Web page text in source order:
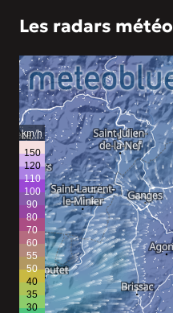
Les radars météo